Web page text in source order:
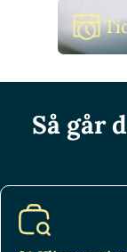
Så går